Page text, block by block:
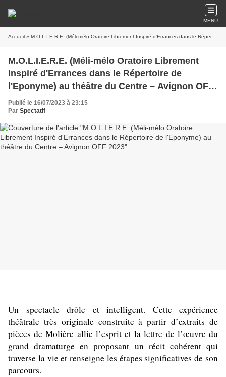
MENU
Accueil » M.O.L.I.E.R.E. (Méli-mélo Oratoire Librement Inspiré d'Errances dans le Répertoire de l'Eponyme) au théâtre du Centre – Avignon OFF 2023
M.O.L.I.E.R.E. (Méli-mélo Oratoire Librement
Inspiré d'Errances dans le Répertoire de
l'Eponyme) au théâtre du Centre – Avignon OFF
2023
Publié le 16/07/2023 à 23:15
Par Spectatif
Un spectacle drôle et intelligent. Cette expérience
théâtrale très originale construite à partir d’extraits de
pièces de Molière allie l’esprit et la lettre de l’œuvre du
grand dramaturge en proposant un récit cohérent qui
traverse la vie et renseigne les étapes significatives de son
parcours.